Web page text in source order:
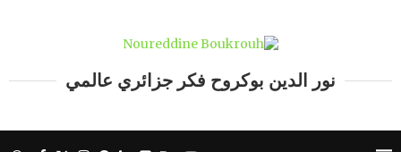
نور الدين بوكروح فكر جزائري عالمي